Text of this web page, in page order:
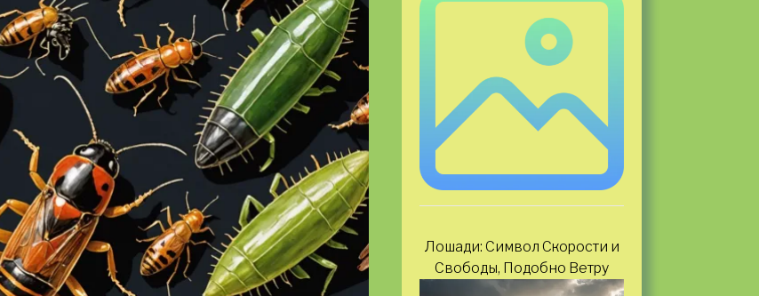
Лошади: Символ Скорости и
Свободы, Подобно Ветру